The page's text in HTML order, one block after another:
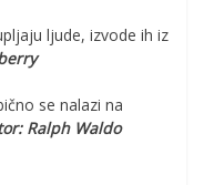
ljude, izvode ih iz
se nalazi na
Ralph Waldo